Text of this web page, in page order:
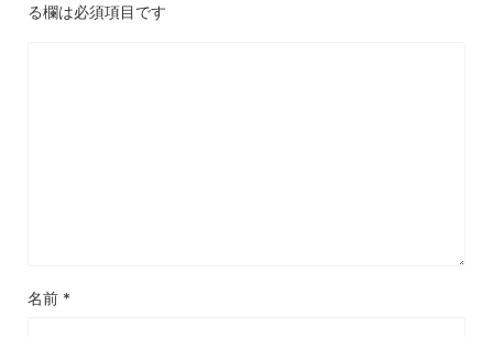
る欄は必須項目です
名前 *